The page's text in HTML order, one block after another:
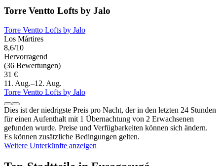
Torre Ventto Lofts by Jalo
Torre Ventto Lofts by Jalo
Los Mártires
8,6/10
Hervorragend
(36 Bewertungen)
31 €
11. Aug.–12. Aug.
Torre Ventto Lofts by Jalo
Dies ist der niedrigste Preis pro Nacht, der in den letzten 24 Stunden
für einen Aufenthalt mit 1 Übernachtung von 2 Erwachsenen
gefunden wurde. Preise und Verfügbarkeiten können sich ändern.
Es können zusätzliche Bedingungen gelten.
Weitere Unterkünfte anzeigen